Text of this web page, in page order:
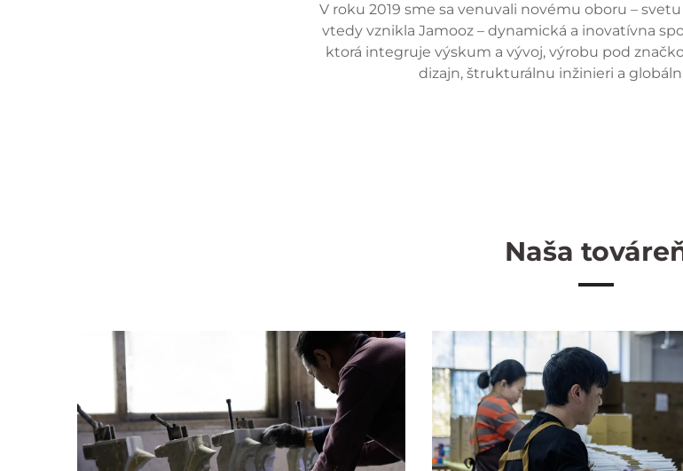
V roku 2019 sme sa venuvali novému oboru –
vtedy vznikla Jamooz – dynamická a inovatívna
ktorá integruje výskum a vývoj, výrobu pod
dizajn, štrukturálnu inžinieri a
Naša